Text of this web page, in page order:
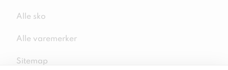
Alle sko
Alle varemerker
Sitemap